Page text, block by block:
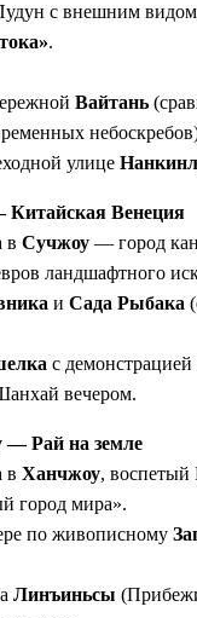
с внешним
.
Вайтань
улице
Венеция
в Сучжоу — город
ландшафтного
и Сада Рыбака
с демонстрацией
вечером.
— Рай на земле
в Ханчжоу,
город мира».
по живописному
Линъиньсы